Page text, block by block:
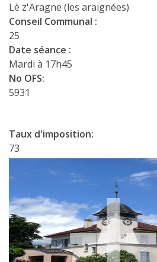
Lè z'Aragne (les araignées)
Conseil Communal :
25
Date séance :
Mardi à 17h45
No OFS:
5931
Taux d'imposition:
73